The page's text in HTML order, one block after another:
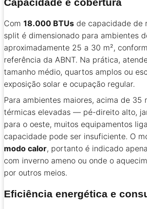
Capacidade e cobertura
Com 18.000 BTUs de capacidade de
split é dimensionado para ambientes
aproximadamente 25 a 30 m²,
referência da ABNT. Na prática,
tamanho médio, quartos amplos ou
exposição solar e ocupação regular.
Para ambientes maiores, acima de 35
térmicas elevadas — pé-direito alto,
para o oeste, muitos equipamentos
capacidade pode ser insuficiente. O
modo calor, portanto é indicado
com inverno ameno ou onde o
por outros meios.
Eficiência energética e